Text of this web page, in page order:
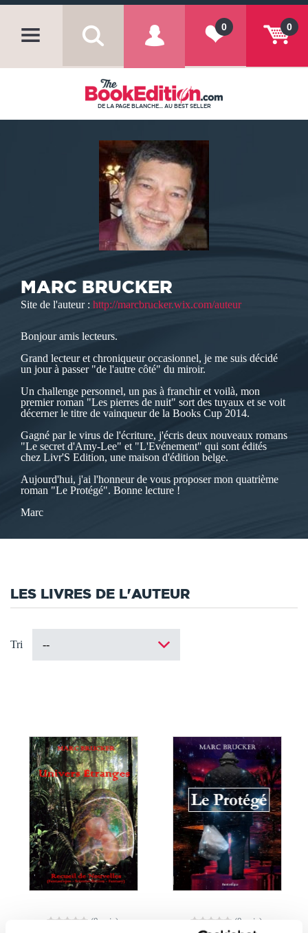
0
0
DE LA PAGE BLANCHE... AU BEST SELLER
MARC BRUCKER
Site de l'auteur : http://marcbrucker.wix.com/auteur
Bonjour amis lecteurs.
Grand lecteur et chroniqueur occasionnel, je me suis décidé
un jour à passer "de l'autre côté" du miroir.
Un challenge personnel, un pas à franchir et voilà, mon
premier roman "Les pierres de nuit" sort des tuyaux et se voit
décerner le titre de vainqueur de la Books Cup 2014.
Gagné par le virus de l'écriture, j'écris deux nouveaux romans
"Le secret d'Amy-Lee" et "L'Evénement" qui sont édités
chez Livr'S Edition, une maison d'édition belge.
Aujourd'hui, j'ai l'honneur de vous proposer mon quatrième
roman "Le Protégé". Bonne lecture !
Marc
LES LIVRES DE L'AUTEUR
Tri
(0 avis) (0 avis)